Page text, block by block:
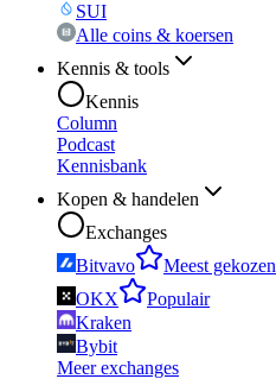
SUI
Alle coins & koersen
Kennis & tools
Kennis
Column
Podcast
Kennisbank
Kopen & handelen
Exchanges
Bitvavo
Meest gekozen
OKX
Populair
Kraken
Bybit
Meer exchanges